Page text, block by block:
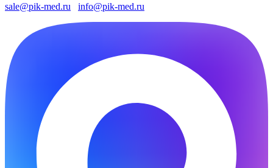
sale@pik-med.ru
info@pik-med.ru